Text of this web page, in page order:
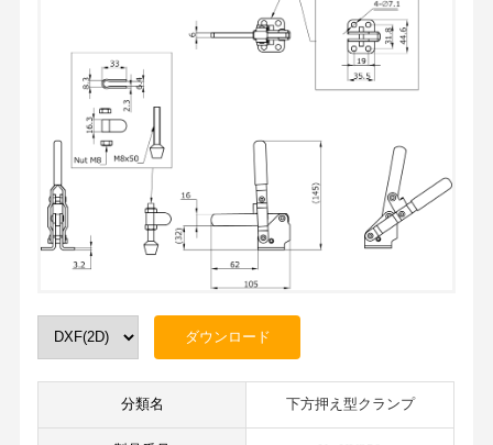
分類名 下方押え型クランプ